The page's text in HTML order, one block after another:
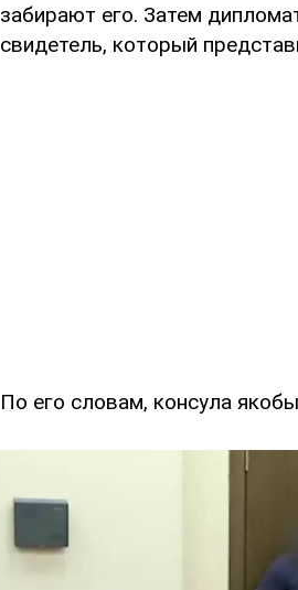
забирают его. Затем
свидетель, который
По его словам, консула